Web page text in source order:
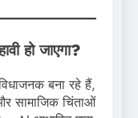
हो जाएगा?
बना रहे हैं,
सामाजिक चिंताओं